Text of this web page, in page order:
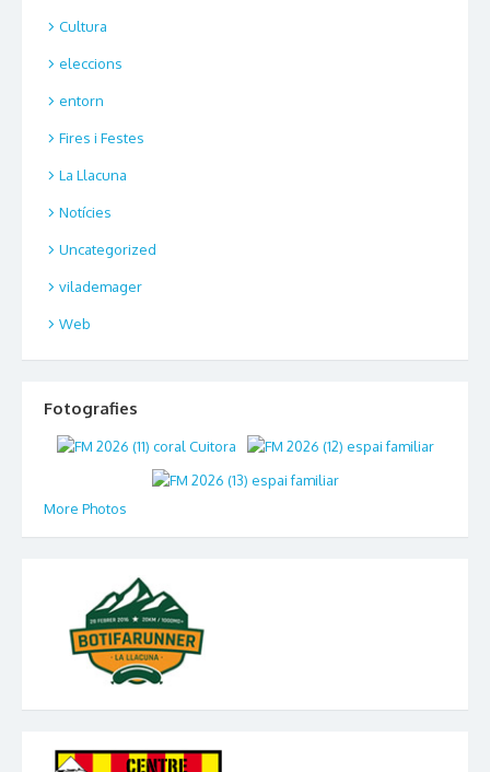
Cultura
eleccions
entorn
Fires i Festes
La Llacuna
Notícies
Uncategorized
vilademager
Web
Fotografies
More Photos